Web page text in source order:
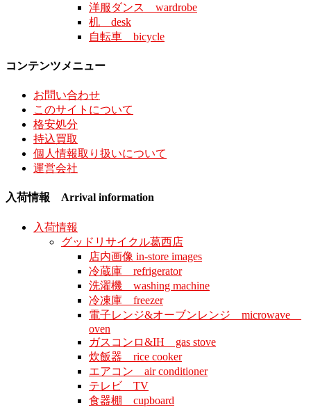
洋服ダンス wardrobe
机 desk
自転車 bicycle
コンテンツメニュー
お問い合わせ
このサイトについて
格安処分
持込買取
個人情報取り扱いについて
運営会社
入荷情報 Arrival information
入荷情報
グッドリサイクル葛西店
店内画像 in-store images
冷蔵庫 refrigerator
洗濯機 washing machine
冷凍庫 freezer
電子レンジ&オーブンレンジ microwave
oven
ガスコンロ&IH gas stove
炊飯器 rice cooker
エアコン air conditioner
テレビ TV
食器棚 cupboard